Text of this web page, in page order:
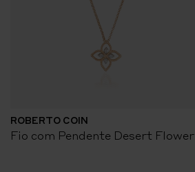
ROBERTO COIN
Fio com Pendente Desert Flower